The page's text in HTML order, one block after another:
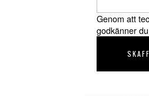
Genom att
godkänner